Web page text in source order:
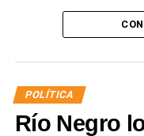
«Con techos a las
crédito reemplaza al
señaló el dirigente
«hoy existe un
necesidades básicas y
POLÍTICA
Río Negro